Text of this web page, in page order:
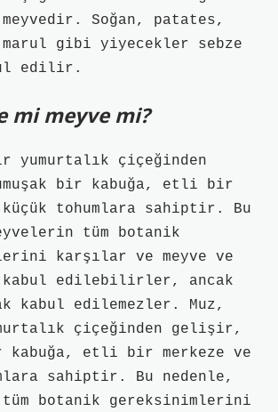
Soğan, patates,
marul gibi yiyecekler sebze
edilir.
mi meyve mi?
yumurtalık çiçeğinden
bir kabuğa, etli bir
küçük tohumlara sahiptir. Bu
tüm botanik
karşılar ve meyve ve
kabul edilebilirler, ancak
kabul edilemezler. Muz,
çiçeğinden gelişir,
kabuğa, etli bir merkeze ve
sahiptir. Bu nedenle,
tüm botanik gereksinimlerini